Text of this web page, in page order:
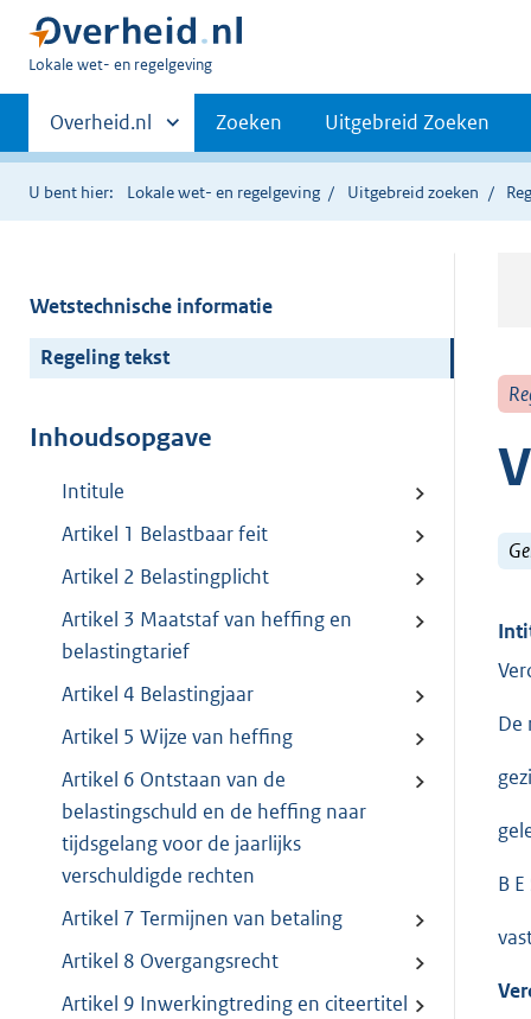
U
hier:
Lokale wet- en regelgeving
Primaire
navigatie
Andere
sites
binnen
Overheid.nl Zoeken Uitgebreid Zoeken
U bent hier: Lokale wet- en regelgeving Uitgebreid zoeken
Wetstechnische informatie
Regeling tekst
Inhoudsopgave
Intitule
Artikel 1 Belastbaar feit
Artikel 2 Belastingplicht
Artikel 3 Maatstaf van heffing en
belastingtarief
Artikel 4 Belastingjaar
Artikel 5 Wijze van heffing
Artikel 6 Ontstaan van de
belastingschuld en de heffing naar
tijdsgelang voor de jaarlijks
verschuldigde rechten
Artikel 7 Termijnen van betaling
Artikel 8 Overgangsrecht
Artikel 9 Inwerkingtreding en citeertitel
De
B